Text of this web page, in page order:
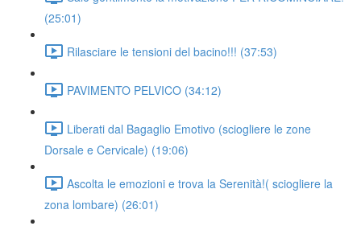
(25:01)
Rilasciare le tensioni del bacino!!! (37:53)
PAVIMENTO PELVICO (34:12)
Liberati dal Bagaglio Emotivo (sciogliere le zone
Dorsale e Cervicale) (19:06)
Ascolta le emozioni e trova la Serenità!( sciogliere la
zona lombare) (26:01)